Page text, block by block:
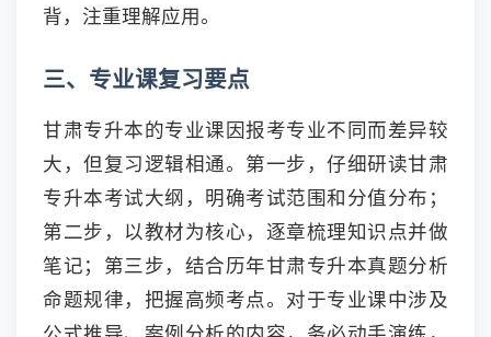
背，注重理解应用。
三、专业课复习要点
甘肃专升本的专业课因报考专业不同而差异较
大，但复习逻辑相通。第一步，仔细研读甘肃
专升本考试大纲，明确考试范围和分值分布；
第二步，以教材为核心，逐章梳理知识点并做
笔记；第三步，结合历年甘肃专升本真题分析
命题规律，把握高频考点。对于专业课中涉及